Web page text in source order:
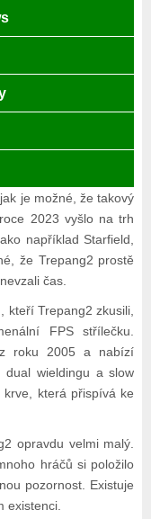
je možné, že takový
2023 vyšlo na trh
například Starfield,
že Trepang2 prostě
čas.
kteří Trepang2 zkusili,
FPS střílečku.
roku 2005 a nabízí
wieldingu a slow
která přispívá ke
opravdu velmi malý.
hráčů si položilo
pozornost. Existuje
existenci.